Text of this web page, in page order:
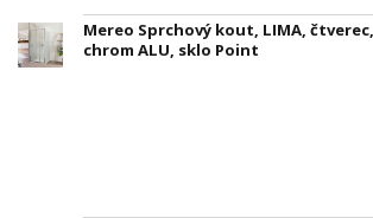
Mereo Sprchový kout, LIMA,
chrom ALU, sklo Point